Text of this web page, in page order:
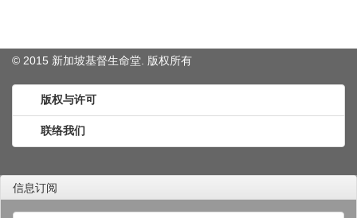
© 2015 新加坡基督生命堂. 版权所有
版权与许可
联络我们
信息订阅